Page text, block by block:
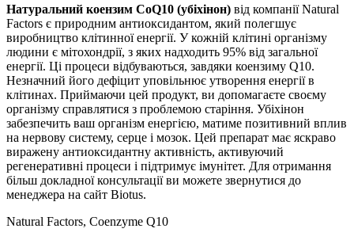
Натуральний коензим CoQ10 (убіхінон) від компанії Natural
Factors є природним антиоксидантом, який полегшує
виробництво клітинної енергії. У кожній клітині організму
людини є мітохондрії, з яких надходить 95% від загальної
енергії. Ці процеси відбуваються, завдяки коензиму Q10.
Незначний його дефіцит уповільнює утворення енергії в
клітинах. Приймаючи цей продукт, ви допомагаєте своєму
організму справлятися з проблемою старіння. Убіхінон
забезпечить ваш організм енергією, матиме позитивний вплив
на нервову систему, серце і мозок. Цей препарат має яскраво
виражену антиоксидантну активність, активуючий
регенеративні процеси і підтримує імунітет. Для отримання
більш докладної консультації ви можете звернутися до
менеджера на сайт Biotus.
Natural Factors, Coenzyme Q10